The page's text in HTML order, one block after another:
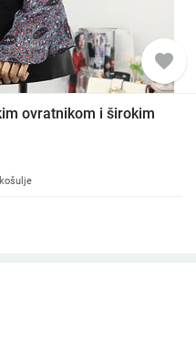
favorite
ovratnikom i širokim